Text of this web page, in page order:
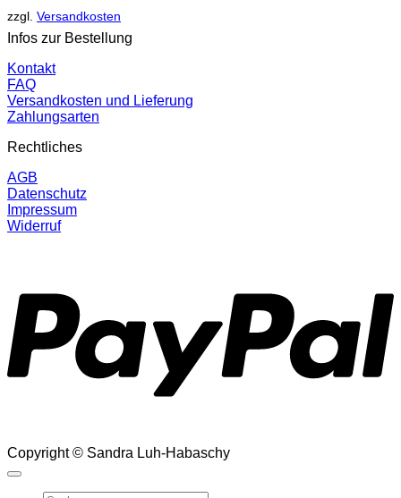
zzgl. Versandkosten
Infos zur Bestellung
Kontakt
FAQ
Versandkosten und Lieferung
Zahlungsarten
Rechtliches
AGB
Datenschutz
Impressum
Widerruf
Copyright © Sandra Luh-Habaschy